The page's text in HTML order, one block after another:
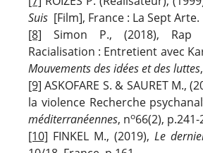
Suis [Film], France : La Sept Arte.
[8] Simon P., (2018),
Racialisation : Entretient avec
Mouvements des idées et des luttes
[9] ASKOFARE S. & SAURET M.,
la violence Recherche
méditerranéennes, no66(2), p.241-
[10] FINKEL M., (2019), Le